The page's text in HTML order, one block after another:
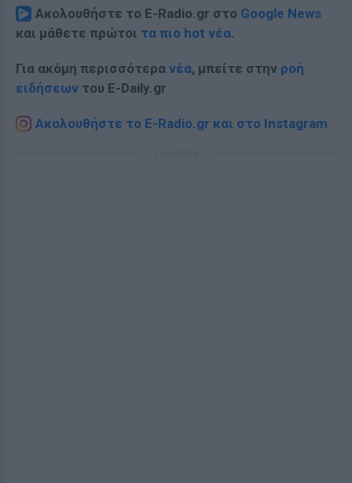
Ακολουθήστε το E-Radio.gr στο Google News
και μάθετε πρώτοι τα πιο hot νέα.
Για ακόμη περισσότερα νέα, μπείτε στην ροή
ειδήσεων του E-Daily.gr
Ακολουθήστε το E-Radio.gr και στο Instagram